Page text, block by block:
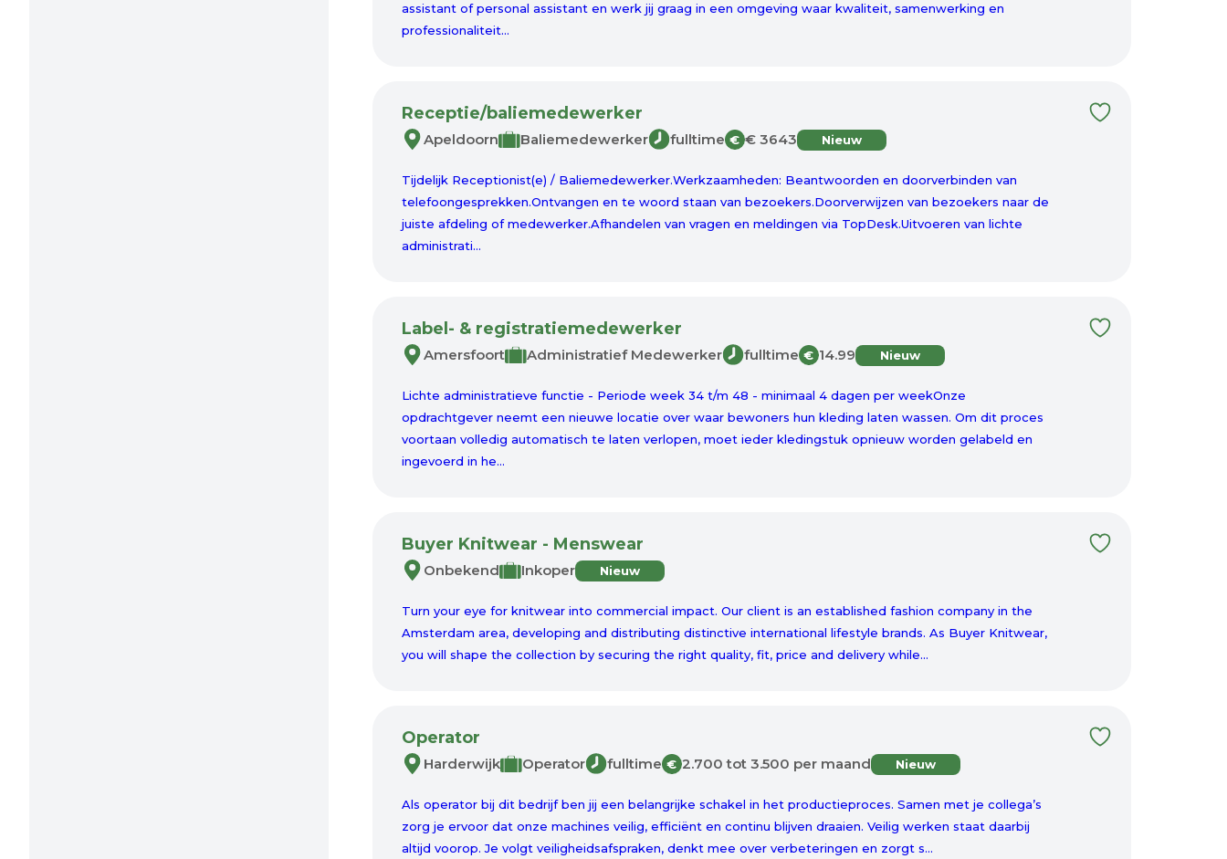
assistant of personal assistant en werk jij graag in een omgeving waar kwaliteit, samenwerking en
professionaliteit...
Receptie/baliemedewerker
Apeldoorn Baliemedewerker fulltime € € 3643 Nieuw
Tijdelijk Receptionist(e) / Baliemedewerker.Werkzaamheden: Beantwoorden en doorverbinden van
telefoongesprekken.Ontvangen en te woord staan van bezoekers.Doorverwijzen van bezoekers naar de
juiste afdeling of medewerker.Afhandelen van vragen en meldingen via TopDesk.Uitvoeren van lichte
administrati...
Label- & registratiemedewerker
Amersfoort Administratief Medewerker fulltime € 14.99 Nieuw
Lichte administratieve functie - Periode week 34 t/m 48 - minimaal 4 dagen per weekOnze
opdrachtgever neemt een nieuwe locatie over waar bewoners hun kleding laten wassen. Om dit proces
voortaan volledig automatisch te laten verlopen, moet ieder kledingstuk opnieuw worden gelabeld en
ingevoerd in he...
Buyer Knitwear - Menswear
Onbekend Inkoper Nieuw
Turn your eye for knitwear into commercial impact. Our client is an established fashion company in the
Amsterdam area, developing and distributing distinctive international lifestyle brands. As Buyer Knitwear,
you will shape the collection by securing the right quality, fit, price and delivery while...
Operator
Harderwijk Operator fulltime € 2.700 tot 3.500 per maand Nieuw
Als operator bij dit bedrijf ben jij een belangrijke schakel in het productieproces. Samen met je collega’s
zorg je ervoor dat onze machines veilig, efficiënt en continu blijven draaien. Veilig werken staat daarbij
altijd voorop. Je volgt veiligheidsafspraken, denkt mee over verbeteringen en zorgt s...